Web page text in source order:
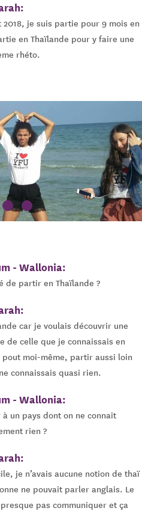
je suis partie pour 9 mois en
en Thaïlande pour y faire une
rhéto.
- Wallonia:
de partir en Thaïlande ?
car je voulais découvrir une
de celle que je connaissais en
pout moi-même, partir aussi loin
connaissais quasi rien.
- Wallonia:
un pays dont on ne connait
rien ?
je n’avais aucune notion de thaï
ne pouvait parler anglais. Le
pas communiquer et ça